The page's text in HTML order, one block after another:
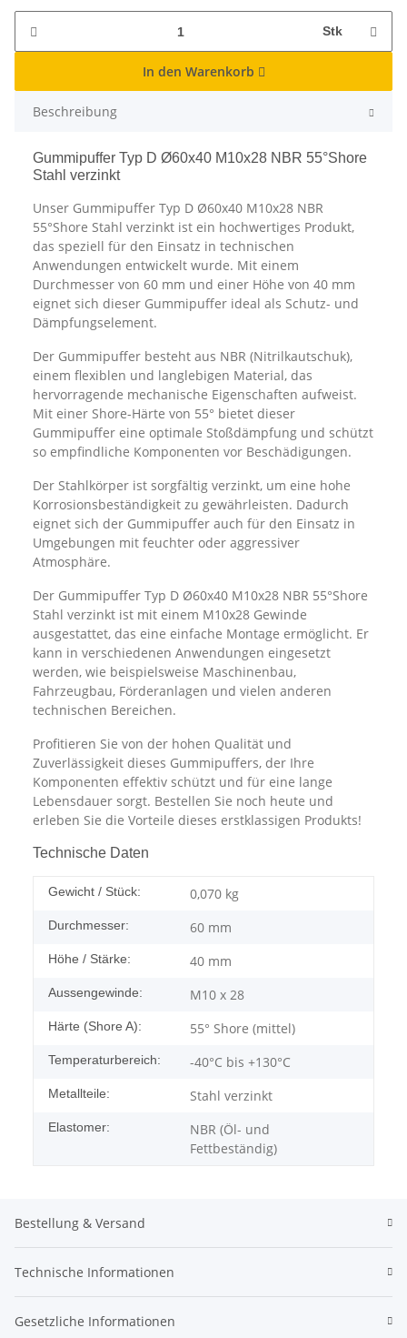
Stk
In den Warenkorb
Beschreibung
Gummipuffer Typ D Ø60x40 M10x28 NBR 55°Shore
Stahl verzinkt
Unser Gummipuffer Typ D Ø60x40 M10x28 NBR
55°Shore Stahl verzinkt ist ein hochwertiges Produkt,
das speziell für den Einsatz in technischen
Anwendungen entwickelt wurde. Mit einem
Durchmesser von 60 mm und einer Höhe von 40 mm
eignet sich dieser Gummipuffer ideal als Schutz- und
Dämpfungselement.
Der Gummipuffer besteht aus NBR (Nitrilkautschuk),
einem flexiblen und langlebigen Material, das
hervorragende mechanische Eigenschaften aufweist.
Mit einer Shore-Härte von 55° bietet dieser
Gummipuffer eine optimale Stoßdämpfung und schützt
so empfindliche Komponenten vor Beschädigungen.
Der Stahlkörper ist sorgfältig verzinkt, um eine hohe
Korrosionsbeständigkeit zu gewährleisten. Dadurch
eignet sich der Gummipuffer auch für den Einsatz in
Umgebungen mit feuchter oder aggressiver
Atmosphäre.
Der Gummipuffer Typ D Ø60x40 M10x28 NBR 55°Shore
Stahl verzinkt ist mit einem M10x28 Gewinde
ausgestattet, das eine einfache Montage ermöglicht. Er
kann in verschiedenen Anwendungen eingesetzt
werden, wie beispielsweise Maschinenbau,
Fahrzeugbau, Förderanlagen und vielen anderen
technischen Bereichen.
Profitieren Sie von der hohen Qualität und
Zuverlässigkeit dieses Gummipuffers, der Ihre
Komponenten effektiv schützt und für eine lange
Lebensdauer sorgt. Bestellen Sie noch heute und
erleben Sie die Vorteile dieses erstklassigen Produkts!
Technische Daten
Gewicht / Stück: 0,070 kg
Durchmesser: 60 mm
Höhe / Stärke: 40 mm
Aussengewinde: M10 x 28
Härte (Shore A): 55° Shore (mittel)
Temperaturbereich: -40°C bis +130°C
Metallteile: Stahl verzinkt
Elastomer:
NBR (Öl- und
Fettbeständig)
Bestellung & Versand
Technische Informationen
Gesetzliche Informationen